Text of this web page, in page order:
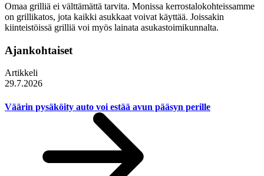
Omaa grilliä ei välttämättä tarvita. Monissa kerrostalokohteissamme
on grillikatos, jota kaikki asukkaat voivat käyttää. Joissakin
kiinteistöissä grilliä voi myös lainata asukastoimikunnalta.
Ajankohtaiset
Artikkeli
29.7.2026
Väärin pysäköity auto voi estää avun pääsyn perille